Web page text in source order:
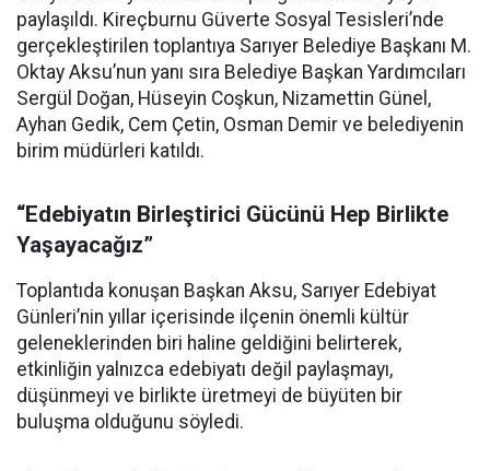
paylaşıldı. Kireçburnu Güverte Sosyal Tesisleri’nde
gerçekleştirilen toplantıya Sarıyer Belediye Başkanı M.
Oktay Aksu’nun yanı sıra Belediye Başkan Yardımcıları
Sergül Doğan, Hüseyin Coşkun, Nizamettin Günel,
Ayhan Gedik, Cem Çetin, Osman Demir ve belediyenin
birim müdürleri katıldı.
“Edebiyatın Birleştirici Gücünü Hep Birlikte
Yaşayacağız”
Toplantıda konuşan Başkan Aksu, Sarıyer Edebiyat
Günleri’nin yıllar içerisinde ilçenin önemli kültür
geleneklerinden biri haline geldiğini belirterek,
etkinliğin yalnızca edebiyatı değil paylaşmayı,
düşünmeyi ve birlikte üretmeyi de büyüten bir
buluşma olduğunu söyledi.